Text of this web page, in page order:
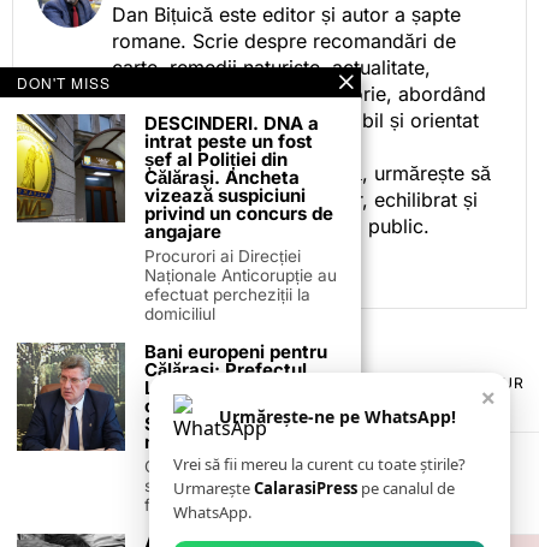
Dan Bițuică este editor și autor a șapte
romane. Scrie despre recomandări de
carte, remedii naturiste, actualitate,
cotidian politic, sport și istorie, abordând
subiectele într-un stil accesibil și orientat
spre informare.
Prin activitatea sa editorială, urmărește să
ofere cititorilor conținut clar, echilibrat și
relevant, adaptat interesului public.
TERMENI ȘI CONDIȚII
POLITICA DE ANULARE & RETUR
PUBLICITATE ONLINE & TIPĂRITĂ
CONTACT
ZIARUL ANUNȚUL CĂLĂRĂȘEAN
×
Urmărește-ne pe WhatsApp!
Vrei să fii mereu la curent cu toate știrile?
UrmareșteCalarasiPress pe canalul de
WhatsApp.
DON'T MISS
DESCINDERI. DNA a
intrat peste un fost
șef al Poliției din
Călărași. Ancheta
vizează suspiciuni
privind un concurs de
angajare
Procurori ai Direcției
Naționale Anticorupție au
efectuat percheziții la
domiciliul
Bani europeni pentru
Călărași: Prefectul
Laurențiu State anunță
colaborarea cu ADR
Sud-Muntenia pentru
noi finanțări
Călărașul se pregătește
să intre pe harta
finanțărilor europene, cu